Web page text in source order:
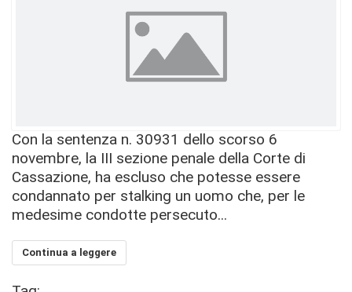
Con la sentenza n. 30931 dello scorso 6
novembre, la III sezione penale della Corte di
Cassazione, ha escluso che potesse essere
condannato per stalking un uomo che, per le
medesime condotte persecuto...
Continua a leggere